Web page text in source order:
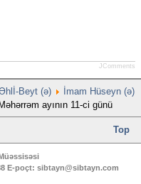
JComments
Beyt (ə)
İmam Hüseyn (ə)
Məhərrəm ayının 11-ci günü
Top
E-poçt: sibtayn@sibtayn.com